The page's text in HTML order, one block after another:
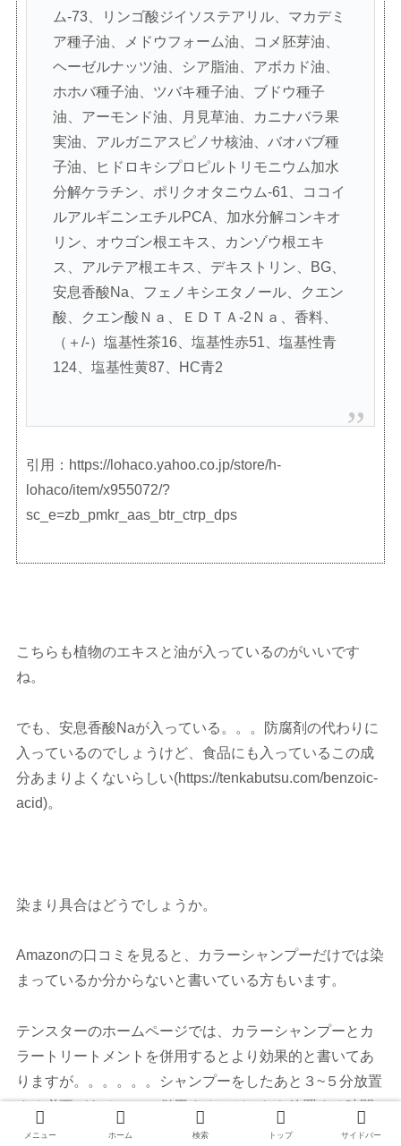
ム-73、リンゴ酸ジイソステアリル、マカデミ
ア種子油、メドウフォーム油、コメ胚芽油、
ヘーゼルナッツ油、シア脂油、アボカド油、
ホホバ種子油、ツバキ種子油、ブドウ種子
油、アーモンド油、月見草油、カニナバラ果
実油、アルガニアスピノサ核油、バオバブ種
子油、ヒドロキシプロピルトリモニウム加水
分解ケラチン、ポリクオタニウム-61、ココイ
ルアルギニンエチルPCA、加水分解コンキオ
リン、オウゴン根エキス、カンゾウ根エキ
ス、アルテア根エキス、デキストリン、BG、
安息香酸Na、フェノキシエタノール、クエン
酸、クエン酸Ｎａ、ＥＤＴＡ-2Ｎａ、香料、
（＋/-）塩基性茶16、塩基性赤51、塩基性青
124、塩基性黄87、HC青2
引用：https://lohaco.yahoo.co.jp/store/h-
lohaco/item/x955072/?
sc_e=zb_pmkr_aas_btr_ctrp_dps
こちらも植物のエキスと油が入っているのがいいです
ね。
でも、安息香酸Naが入っている。。。防腐剤の代わりに
入っているのでしょうけど、食品にも入っているこの成
分あまりよくないらしい(https://tenkabutsu.com/benzoic-
acid)。
染まり具合はどうでしょうか。
Amazonの口コミを見ると、カラーシャンプーだけでは染
まっているか分からないと書いている方もいます。
テンスターのホームページでは、カラーシャンプーとカ
ラートリートメントを併用するとより効果的と書いてあ
りますが。。。。。。シャンプーをしたあと３~５分放置
する必要があるので、併用するとどちらも放置する時間
が発生します。
メニュー ホーム 検索 トップ サイドバー